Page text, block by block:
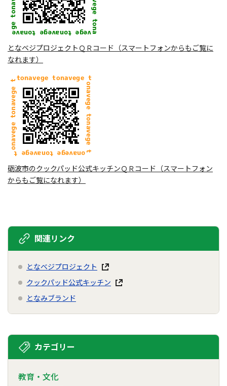
となベジプロジェクトＱＲコード（スマートフォンからもご覧に
なれます）
砺波市のクックパッド公式キッチンＱＲコード（スマートフォン
からもご覧になれます）
関連リンク
となベジプロジェクト
クックパッド公式キッチン
となみブランド
カテゴリー
教育・文化